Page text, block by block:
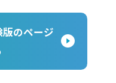
のページ